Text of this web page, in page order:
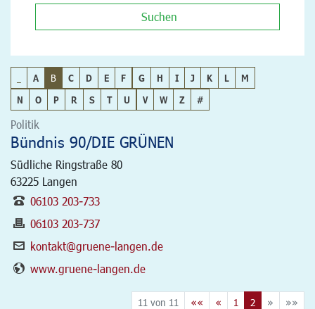
Suchen
A B C D E F G H I J K L
M
N
O P R S T U V W Z #
Politik
Bündnis 90/DIE GRÜNEN
Südliche Ringstraße 80
63225 Langen
06103 203-733
06103 203-737
kontakt@gruene-langen.de
www.gruene-langen.de
11 von 11 «« « 1 2 » »»